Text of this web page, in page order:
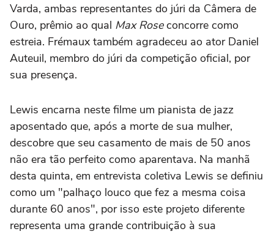
Varda, ambas representantes do júri da Câmera de
Ouro, prêmio ao qual Max Roseconcorre como
estreia. Frémaux também agradeceu ao ator Daniel
Auteuil, membro do júri da competição oficial, por
sua presença.
Lewis encarna neste filme um pianista de jazz
aposentado que, após a morte de sua mulher,
descobre que seu casamento de mais de 50 anos
não era tão perfeito como aparentava. Na manhã
desta quinta, em entrevista coletiva Lewis se definiu
como um "palhaço louco que fez a mesma coisa
durante 60 anos", por isso este projeto diferente
representa uma grande contribuição à sua